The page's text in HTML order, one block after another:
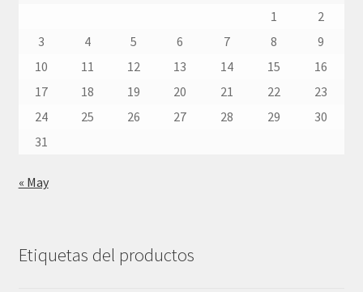
1
2
3
4 5 6 7 8
9
10
11 12 13 14 15
16
17
18 19 20 21 22
23
24
25 26 27 28 29
30
31
« May
Etiquetas del productos